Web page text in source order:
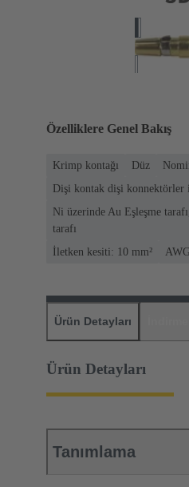
Özelliklere Genel Bakış
Krimp kontağı Düz
Dişi kontak dişi konnektörler
Ni üzerinde Au Eşleşme
tarafı
İletken kesiti: 10 mm²
Ürün Detayları
Ürün Detayları
Tanımlama